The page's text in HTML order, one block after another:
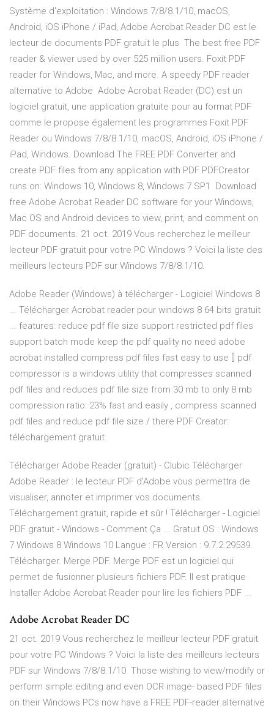
Système d'exploitation : Windows 7/8/8.1/10, macOS,
Android, iOS iPhone / iPad, Adobe Acrobat Reader DC est le
lecteur de documents PDF gratuit le plus The best free PDF
reader & viewer used by over 525 million users. Foxit PDF
reader for Windows, Mac, and more. A speedy PDF reader
alternative to Adobe Adobe Acrobat Reader (DC) est un
logiciel gratuit, une application gratuite pour au format PDF
comme le propose également les programmes Foxit PDF
Reader ou Windows 7/8/8.1/10, macOS, Android, iOS iPhone /
iPad, Windows. Download The FREE PDF Converter and
create PDF files from any application with PDF PDFCreator
runs on: Windows 10, Windows 8, Windows 7 SP1 Download
free Adobe Acrobat Reader DC software for your Windows,
Mac OS and Android devices to view, print, and comment on
PDF documents. 21 oct. 2019 Vous recherchez le meilleur
lecteur PDF gratuit pour votre PC Windows ? Voici la liste des
meilleurs lecteurs PDF sur Windows 7/8/8.1/10.
Adobe Reader (Windows) à télécharger - Logiciel Windows 8
... Télécharger Acrobat reader pour windows 8 64 bits gratuit
... features: reduce pdf file size support restricted pdf files
support batch mode keep the pdf quality no need adobe
acrobat installed compress pdf files fast easy to use [] pdf
compressor is a windows utility that compresses scanned
pdf files and reduces pdf file size from 30 mb to only 8 mb
compression ratio: 23% fast and easily , compress scanned
pdf files and reduce pdf file size / there PDF Creator:
téléchargement gratuit
Télécharger Adobe Reader (gratuit) - Clubic Télécharger
Adobe Reader : le lecteur PDF d'Adobe vous permettra de
visualiser, annoter et imprimer vos documents.
Téléchargement gratuit, rapide et sûr ! Télécharger - Logiciel
PDF gratuit - Windows - Comment Ça ... Gratuit OS : Windows
7 Windows 8 Windows 10 Langue : FR Version : 9.7.2.29539.
Télécharger. Merge PDF. Merge PDF est un logiciel qui
permet de fusionner plusieurs fichiers PDF. Il est pratique
Installer Adobe Acrobat Reader pour lire les fichiers PDF ...
Adobe Acrobat Reader DC
21 oct. 2019 Vous recherchez le meilleur lecteur PDF gratuit
pour votre PC Windows ? Voici la liste des meilleurs lecteurs
PDF sur Windows 7/8/8.1/10. Those wishing to view/modify or
perform simple editing and even OCR image- based PDF files
on their Windows PCs now have a FREE PDF-reader alternative